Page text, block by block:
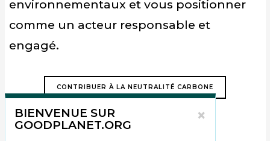
environnementaux et vous positionner
comme un acteur responsable et
engagé.
CONTRIBUER À LA NEUTRALITÉ CARBONE
×
BIENVENUE SUR
GOODPLANET.ORG